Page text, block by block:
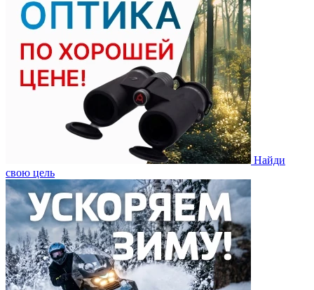
Найди
свою цель